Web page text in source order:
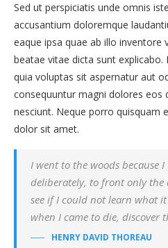
Sed ut perspiciatis unde omnis
accusantium doloremque
eaque ipsa quae ab illo inventore
beatae vitae dicta sunt
quia voluptas sit aspernatur aut
consequuntur magni dolores eos
nesciunt. Neque porro quisquam
dolor sit amet.
I went to the woods because
deliberately, to front only the
see if I could not learn what
when I came to die, discover
HENRY DAVID THOREAU